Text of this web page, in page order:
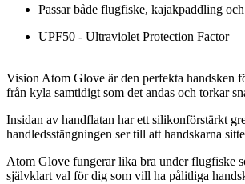
Passar både flugfiske, kajakpaddling
UPF50 - Ultraviolet Protection Factor
Vision Atom Glove är den perfekta handsken
från kyla samtidigt som det andas och torkar
Insidan av handflatan har ett silikonförstärkt
handledsstängningen ser till att handskarna
Atom Glove fungerar lika bra under flugfiske
självklart val för dig som vill ha pålitliga